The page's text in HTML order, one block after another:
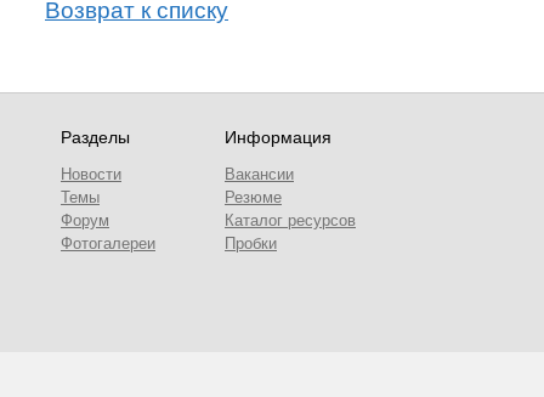
Возврат к списку
Разделы
Новости
Темы
Форум
Фотогалереи
Информация
Вакансии
Резюме
Каталог ресурсов
Пробки